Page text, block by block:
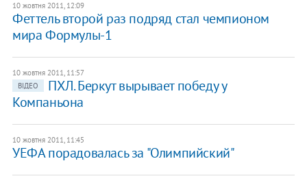
10 жовтня 2011, 12:09
Феттель второй раз подряд стал чемпионом
мира Формулы-1
10 жовтня 2011, 11:57
ВІДЕО
ПХЛ. Беркут вырывает победу у
Компаньона
10 жовтня 2011, 11:45
УЕФА порадовалась за "Олимпийский"